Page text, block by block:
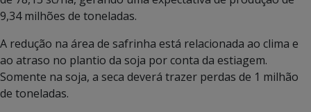
9,34 milhões de toneladas.
A redução na área de safrinha está relacionada ao clima e
ao atraso no plantio da soja por conta da estiagem.
Somente na soja, a seca deverá trazer perdas de 1 milhão
de toneladas.